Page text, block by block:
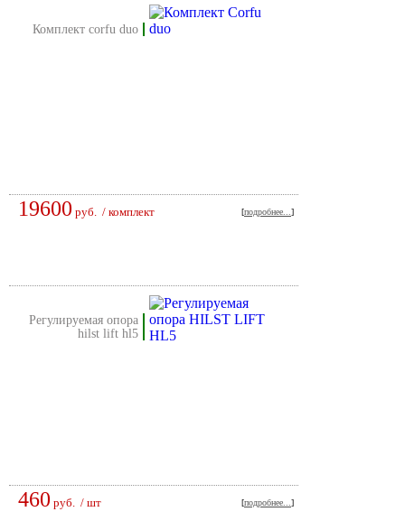
комплект corfu duo
19600 руб. / комплект [подробнее... ]
регулируемая опора
hilst lift hl5
460 руб. / шт [подробнее... ]